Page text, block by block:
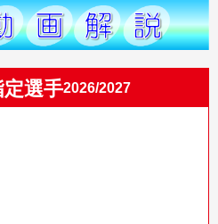
選手2026/2027